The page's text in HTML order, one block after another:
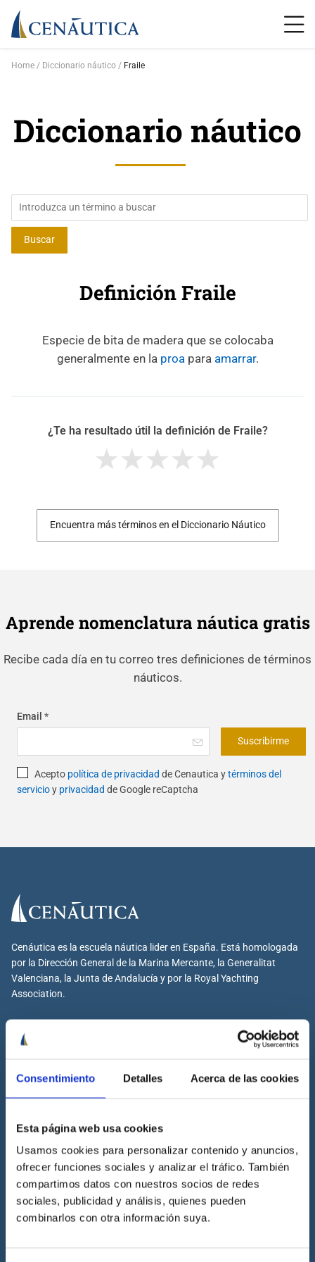
Consentimiento Detalles Acerca de las cookies
Esta página web usa cookies
Usamos cookies para personalizar contenido y anuncios,
ofrecer funciones sociales y analizar el tráfico. También
compartimos datos con nuestros socios de redes
sociales, publicidad y análisis, quienes pueden
combinarlos con otra información suya.
Home Diccionario náutico Fraile
Diccionario náutico
Definición Fraile
Especie de bita de madera que se colocaba
generalmente en la proapara amarrar.
¿Te ha resultado útil la definición de Fraile?
Encuentra más términos en el Diccionario Náutico
Aprende nomenclatura náutica gratis
Recibe cada día en tu correo tres definiciones de términos
náuticos.
Email *
Suscribirme
Acepto política de privacidad de Cenautica ytérminos del
servicioy privacidad de Google reCaptcha
Cenáutica es la escuela náutica lider en España. Está homologada
por la Dirección General de la Marina Mercante, la Generalitat
Valenciana, la Junta de Andalucía y por la Royal Yachting
Association.
Escuela náutica
Contacta con Cenáutica
Historia de Cenáutica
Trabaja con Cenáutica
Sala de prensa
Preguntas frecuentes